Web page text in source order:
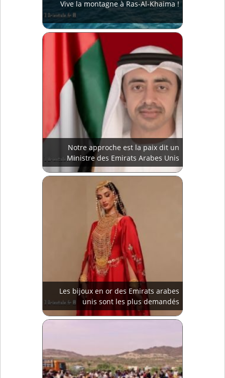
Vive la montagne à Ras-Al-Khaima !
Notre approche est la paix dit un
Ministre des Emirats Arabes Unis
Les bijoux en or des Emirats arabes
unis sont les plus demandés